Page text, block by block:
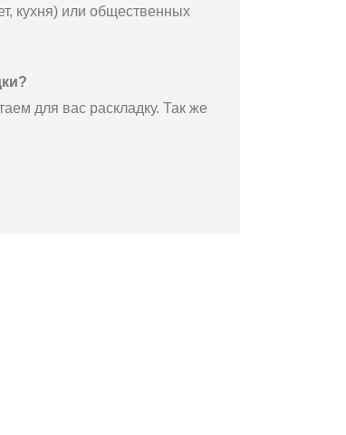
кухня) или общественных
для вас раскладку. Так же